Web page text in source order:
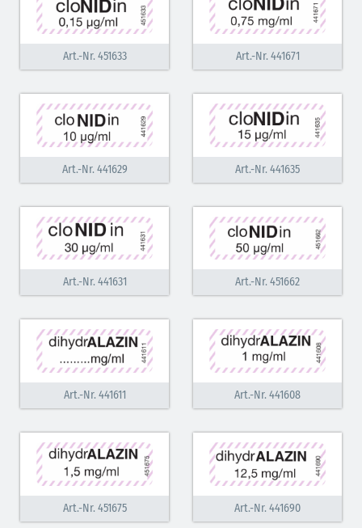
Hormone (braun-beige)
Hormone Insulin (braun-gelb)
Art.-Nr. 451633 Art.-Nr. 441671
Art.-Nr. 441629 Art.-Nr. 441635
Art.-Nr. 441631 Art.-Nr. 451662
Art.-Nr. 441611 Art.-Nr. 441608
Art.-Nr. 451675 Art.-Nr. 441690